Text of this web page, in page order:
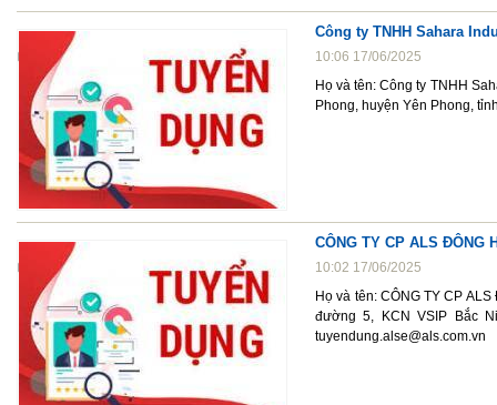
Công ty TNHH Sahara
10:06 17/06/2025
Họ và tên: Công ty TNHH
Phong, huyện Yên Phong,
CÔNG TY CP ALS ĐÔNG
10:02 17/06/2025
Họ và tên: CÔNG TY CP
đường 5, KCN VSIP Bắc
tuyendung.alse@als.com.vn